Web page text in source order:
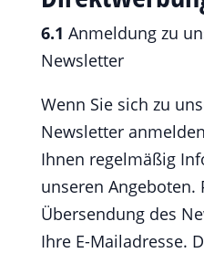
6.1 Anmeldung zu
Newsletter
Wenn Sie sich zu
Newsletter
Ihnen regelmäßig
unseren
Übersendung des
Ihre E-Mailadresse.